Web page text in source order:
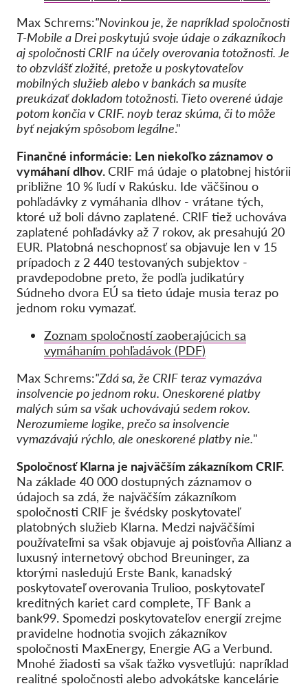
Max Schrems:"Novinkou je, že napríklad spoločnosti
T-Mobile a Drei poskytujú svoje údaje o zákazníkoch
aj spoločnosti CRIF na účely overovania totožnosti. Je
to obzvlášť zložité, pretože u poskytovateľov
mobilných služieb alebo v bankách sa musíte
preukázať dokladom totožnosti. Tieto overené údaje
potom končia v CRIF. noyb teraz skúma, či to môže
byť nejakým spôsobom legálne."
Finančné informácie: Len niekoľko záznamov o
vymáhaní dlhov.CRIF má údaje o platobnej histórii
približne 10 % ľudí v Rakúsku. Ide väčšinou o
pohľadávky z vymáhania dlhov - vrátane tých,
ktoré už boli dávno zaplatené. CRIF tiež uchováva
zaplatené pohľadávky až 7 rokov, ak presahujú 20
EUR. Platobná neschopnosť sa objavuje len v 15
prípadoch z 2 440 testovaných subjektov -
pravdepodobne preto, že podľa judikatúry
Súdneho dvora EÚ sa tieto údaje musia teraz po
jednom roku vymazať.
Zoznam spoločností zaoberajúcich sa
vymáhaním pohľadávok (PDF)
Max Schrems:"Zdá sa, že CRIF teraz vymazáva
insolvencie po jednom roku. Oneskorené platby
malých súm sa však uchovávajú sedem rokov.
Nerozumieme logike, prečo sa insolvencie
vymazávajú rýchlo, ale oneskorené platby nie."
Spoločnosť Klarna je najväčším zákazníkom CRIF.
Na základe 40 000 dostupných záznamov o
údajoch sa zdá, že najväčším zákazníkom
spoločnosti CRIF je švédsky poskytovateľ
platobných služieb Klarna. Medzi najväčšími
používateľmi sa však objavuje aj poisťovňa Allianz a
luxusný internetový obchod Breuninger, za
ktorými nasledujú Erste Bank, kanadský
poskytovateľ overovania Trulioo, poskytovateľ
kreditných kariet card complete, TF Bank a
bank99. Spomedzi poskytovateľov energií zrejme
pravidelne hodnotia svojich zákazníkov
spoločnosti MaxEnergy, Energie AG a Verbund.
Mnohé žiadosti sa však ťažko vysvetľujú: napríklad
realitné spoločnosti alebo advokátske kancelárie